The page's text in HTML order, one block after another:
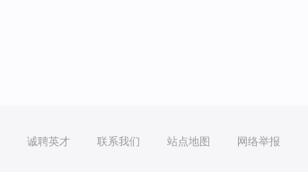
诚聘英才 联系我们 站点地图 网络举报